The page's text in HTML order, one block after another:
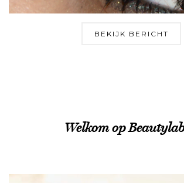
BEKIJK BERICHT
Welkom op